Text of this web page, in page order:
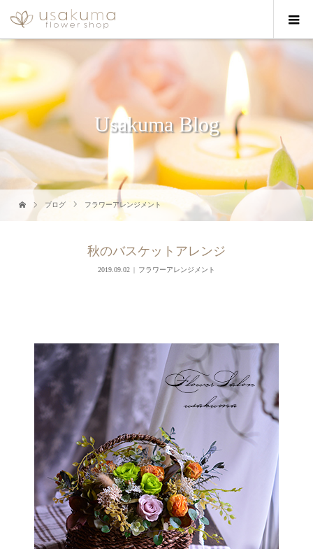
Usakuma Blog
ブログ フラワーアレンジメント
秋のバスケットアレンジ
2019.09.02 フラワーアレンジメント